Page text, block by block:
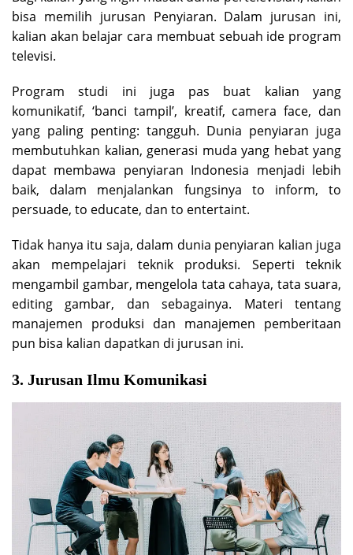
bisa memilih jurusan Penyiaran. Dalam jurusan ini,
kalian akan belajar cara membuat sebuah ide program
televisi.
Program studi ini juga pas buat kalian yang
komunikatif, ‘banci tampil’, kreatif, camera face, dan
yang paling penting: tangguh. Dunia penyiaran juga
membutuhkan kalian, generasi muda yang hebat yang
dapat membawa penyiaran Indonesia menjadi lebih
baik, dalam menjalankan fungsinya to inform, to
persuade, to educate, dan to entertaint.
Tidak hanya itu saja, dalam dunia penyiaran kalian juga
akan mempelajari teknik produksi. Seperti teknik
mengambil gambar, mengelola tata cahaya, tata suara,
editing gambar, dan sebagainya. Materi tentang
manajemen produksi dan manajemen pemberitaan
pun bisa kalian dapatkan di jurusan ini.
3. Jurusan Ilmu Komunikasi